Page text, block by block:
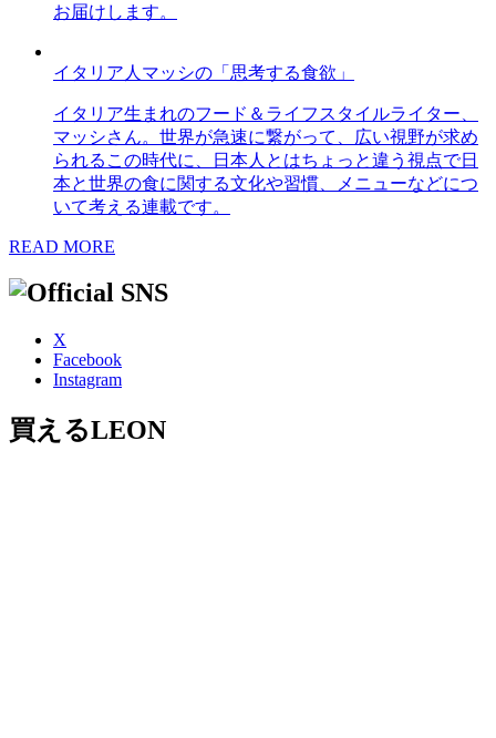
お届けします。
イタリア人マッシの「思考する食欲」
イタリア生まれのフード＆ライフスタイルライター、
マッシさん。世界が急速に繋がって、広い視野が求め
られるこの時代に、日本人とはちょっと違う視点で日
本と世界の食に関する文化や習慣、メニューなどにつ
いて考える連載です。
READ MORE
X
Facebook
Instagram
買えるLEON